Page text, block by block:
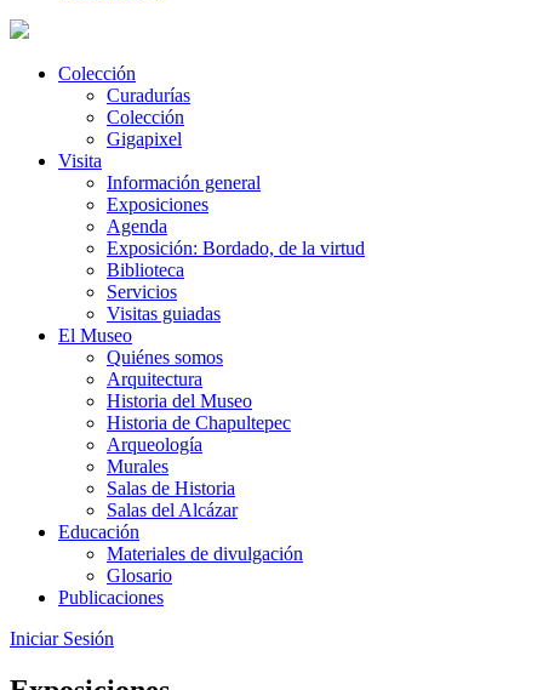
Colección
Curadurías
Colección
Gigapixel
Visita
Información general
Exposiciones
Agenda
Exposición: Bordado, de la virtud
Biblioteca
Servicios
Visitas guiadas
El Museo
Quiénes somos
Arquitectura
Historia del Museo
Historia de Chapultepec
Arqueología
Murales
Salas de Historia
Salas del Alcázar
Educación
Materiales de divulgación
Glosario
Publicaciones
Iniciar Sesión